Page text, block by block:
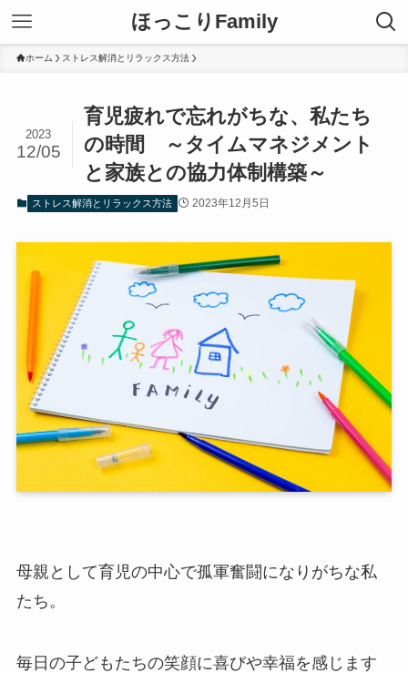
ほっこりFamily
ホーム ストレス解消とリラックス方法
育児疲れで忘れがちな、私たち
の時間 ～タイムマネジメント
と家族との協力体制構築～
2023
12/05
ストレス解消とリラックス方法 2023年12月5日
母親として育児の中心で孤軍奮闘になりがちな私
たち。
毎日の子どもたちの笑顔に喜びや幸福を感じます